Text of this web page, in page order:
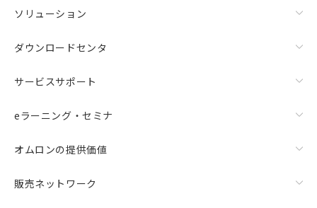
ソリューション
ダウンロードセンタ
サービスサポート
eラーニング・セミナ
オムロンの提供価値
販売ネットワーク